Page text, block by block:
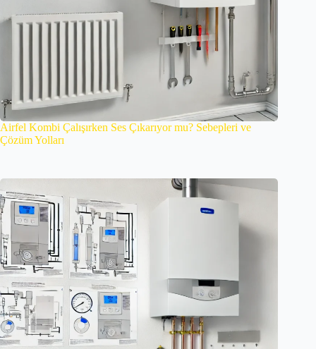
Airfel Kombi Çalışırken Ses Çıkarıyor mu? Sebepleri ve
Çözüm Yolları